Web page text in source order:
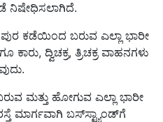
ನಿಷೇಧಿಸಲಾಗಿದೆ.
ಕಡೆಯಿಂದ ಬರುವ ಎಲ್ಲಾ ಭಾರೀ
ಕಾರು, ದ್ವಿಚಕ್ರ, ತ್ರಿಚಕ್ರ ವಾಹನಗಳು
ಮತ್ತು ಹೋಗುವ ಎಲ್ಲಾ ಭಾರೀ
ಮಾರ್ಗವಾಗಿ ಬಸ್‍ಸ್ಟ್ಯಾಂಡ್‍ಗೆ